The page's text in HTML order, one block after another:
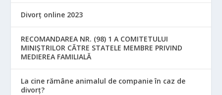
Divorț online 2023
RECOMANDAREA NR. (98) 1 A COMITETULUI
MINIŞTRILOR CĂTRE STATELE MEMBRE PRIVIND
MEDIEREA FAMILIALĂ
La cine rămâne animalul de companie în caz de
divorț?